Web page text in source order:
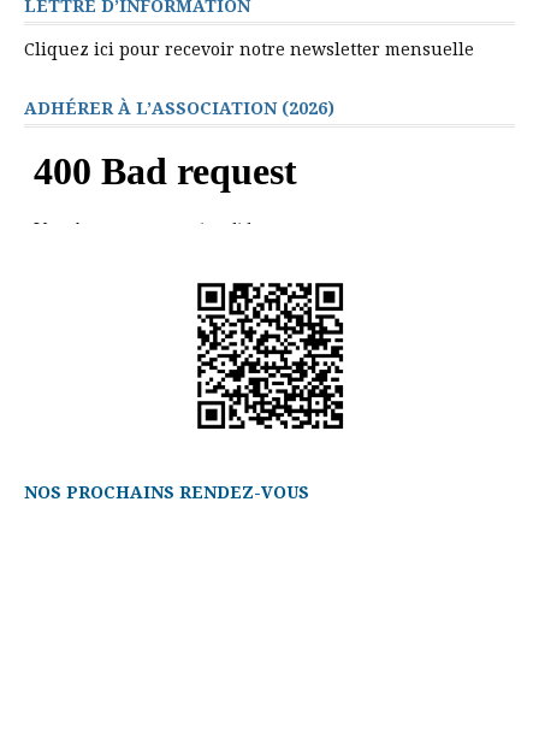
LETTRE D’INFORMATION
Cliquez ici pour recevoir notre newsletter mensuelle
ADHÉRER À L’ASSOCIATION (2026)
NOS PROCHAINS RENDEZ-VOUS